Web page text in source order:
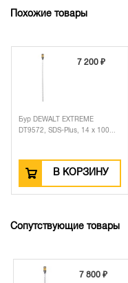
Похожие товары
7 200 ₽
Бур DEWALT EXTREME
DT9572, SDS-Plus, 14 x 100...
В КОРЗИНУ
Сопутствующие товары
7 800 ₽